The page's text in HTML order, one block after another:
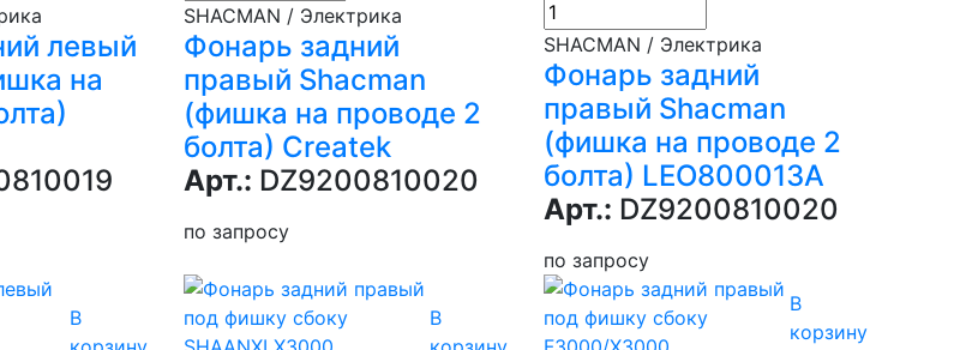
левый
на
SHACMAN / Электрика
Фонарь задний
правый Shacman
(фишка на проводе 2
болта) Createk
Арт.: DZ9200810020
по запросу
SHACMAN / Электрика
Фонарь задний
правый Shacman
(фишка на проводе 2
болта) LEO800013A
Арт.: DZ9200810020
по запросу
В
В
В
корзину